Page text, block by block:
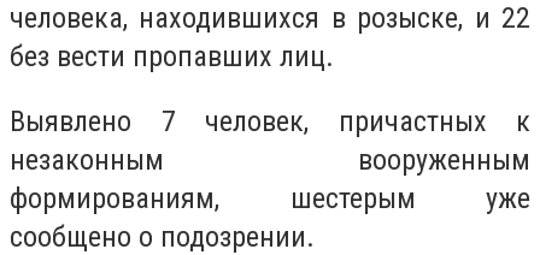
человека, находившихся в розыске, и 22
без вести пропавших лиц.
Выявлено 7 человек, причастных к
незаконным вооруженным
формированиям, шестерым уже
сообщено о подозрении.